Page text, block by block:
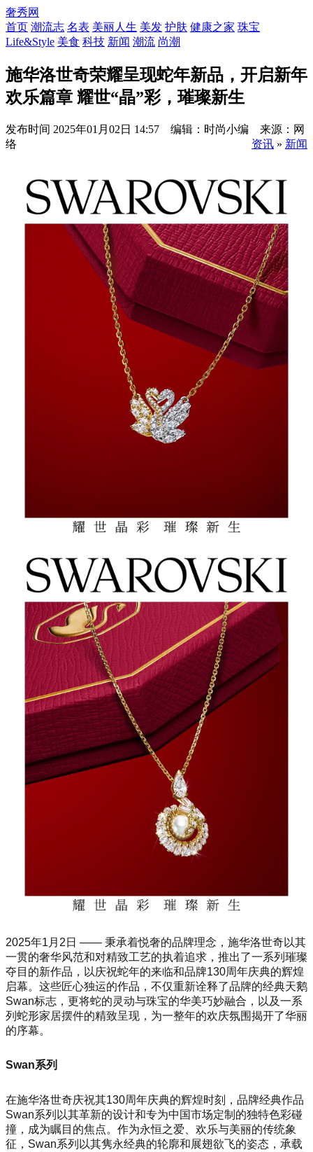
奢秀网
首页 潮流志 名表 美丽人生 美发 护肤 健康之家 珠宝
Life&Style 美食 科技 新闻 潮流 尚潮
施华洛世奇荣耀呈现蛇年新品，开启新年
欢乐篇章 耀世“晶”彩，璀璨新生
发布时间 2025年01月02日 14:57 编辑：时尚小编 来源：网
络
资讯 » 新闻
2025年1月2日 —— 秉承着悦奢的品牌理念，施华洛世奇以其
一贯的奢华风范和对精致工艺的执着追求，推出了一系列璀璨
夺目的新作品，以庆祝蛇年的来临和品牌130周年庆典的辉煌
启幕。这些匠心独运的作品，不仅重新诠释了品牌的经典天鹅
Swan标志，更将蛇的灵动与珠宝的华美巧妙融合，以及一系
列蛇形家居摆件的精致呈现，为一整年的欢庆氛围揭开了华丽
的序幕。
Swan系列
在施华洛世奇庆祝其130周年庆典的辉煌时刻，品牌经典作品
Swan系列以其革新的设计和专为中国市场定制的独特色彩碰
撞，成为瞩目的焦点。作为永恒之爱、欢乐与美丽的传统象
征，Swan系列以其隽永经典的轮廓和展翅欲飞的姿态，承载